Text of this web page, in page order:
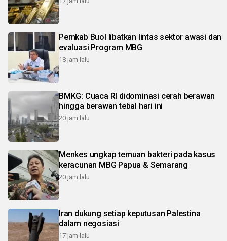
Pemkab Buol libatkan lintas sektor awasi dan
evaluasi Program MBG
18 jam lalu
BMKG: Cuaca RI didominasi cerah berawan
hingga berawan tebal hari ini
20 jam lalu
Menkes ungkap temuan bakteri pada kasus
keracunan MBG Papua & Semarang
20 jam lalu
Iran dukung setiap keputusan Palestina
dalam negosiasi
17 jam lalu